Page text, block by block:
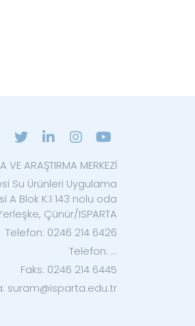
VE ARAŞTIRMA MERKEZİ
Su Ürünleri Uygulama
Blok K:1 143 nolu oda
Çünür/ISPARTA
Telefon: 0246 214 6426
Telefon: ...
Faks: 0246 214 6445
suram@isparta.edu.tr